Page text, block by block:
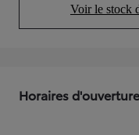
Voir le stock
Horaires d'ouverture